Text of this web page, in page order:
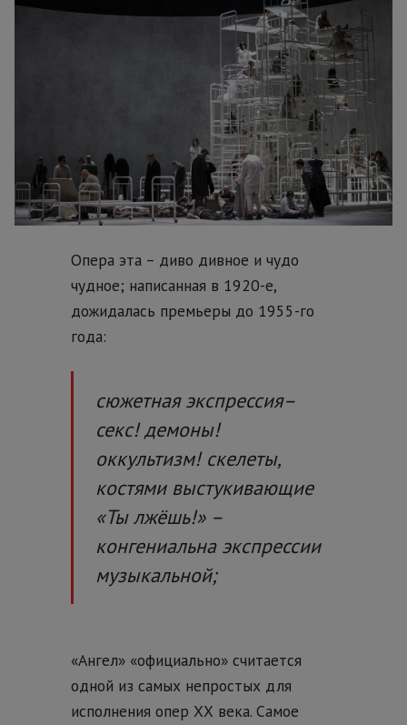
Опера эта – диво дивное и чудо
чудное; написанная в 1920-е,
дожидалась премьеры до 1955-го
года:
сюжетная экспрессия–
секс! демоны!
оккультизм! скелеты,
костями выстукивающие
«Ты лжёшь!» –
конгениальна экспрессии
музыкальной;
«Ангел» «официально» считается
одной из самых непростых для
исполнения опер ХХ века. Самое